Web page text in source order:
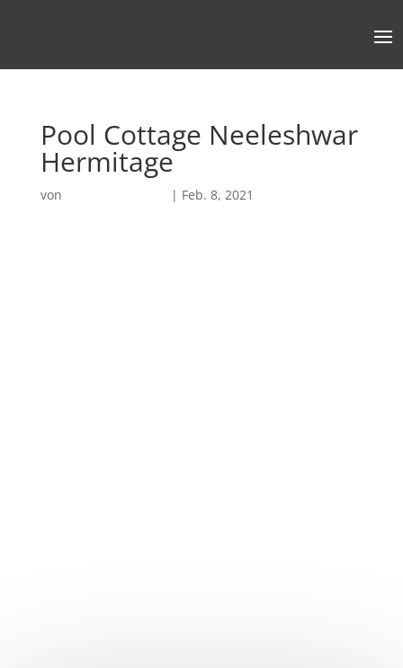
Pool Cottage Neeleshwar
Hermitage
von | Feb. 8, 2021